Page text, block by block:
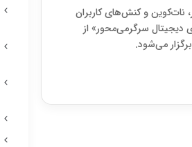
و کنش‌های کاربران
دیجیتال سرگرمی‌محور» از
می‌شود.